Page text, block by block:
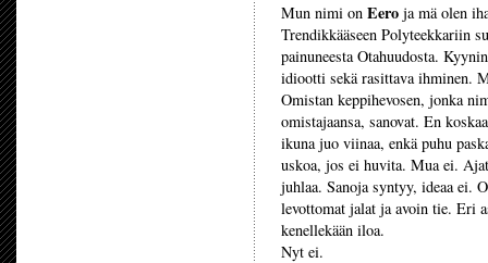
Mun nimi on Eero ja mä olen
Trendikkääseen Polyteekkariin
painuneesta Otahuudosta.
idiootti sekä rasittava ihminen.
Omistan keppihevosen, jonka
omistajaansa, sanovat. En
ikuna juo viinaa, enkä puhu
uskoa, jos ei huvita. Mua ei.
juhlaa. Sanoja syntyy, ideaa ei.
levottomat jalat ja avoin tie. Eri
kenellekään iloa.
Nyt ei.